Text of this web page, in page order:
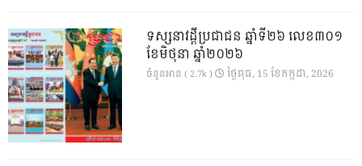
ទស្សនាវដ្ដីប្រជាជន ឆ្នាំទី២៦ លេខ៣០១
ខែមិថុនា ឆ្នាំ២០២៦
ចំនួនអាន ( 2.7k ) ថ្ងៃ​ពុធ, 15 ខែ​កក្កដា, 2026